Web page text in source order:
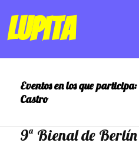
Lupita
Eventos en los que participa:
Castro
9ª Bienal de Berlín